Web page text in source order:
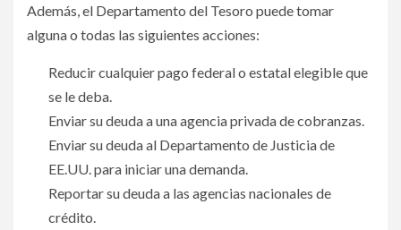
Además, el Departamento del Tesoro puede tomar
alguna o todas las siguientes acciones:
Reducir cualquier pago federal o estatal elegible que
se le deba.
Enviar su deuda a una agencia privada de cobranzas.
Enviar su deuda al Departamento de Justicia de
EE.UU. para iniciar una demanda.
Reportar su deuda a las agencias nacionales de
crédito.